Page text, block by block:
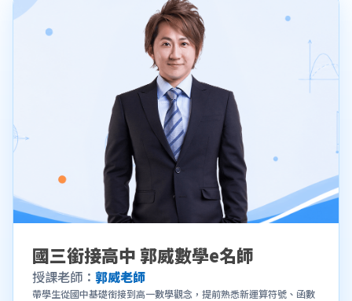
國三銜接高中 郭威數學e名師
授課老師： 郭威老師
帶學生從國中基礎銜接到高一數學觀念，提前熟悉新運算符號、函數